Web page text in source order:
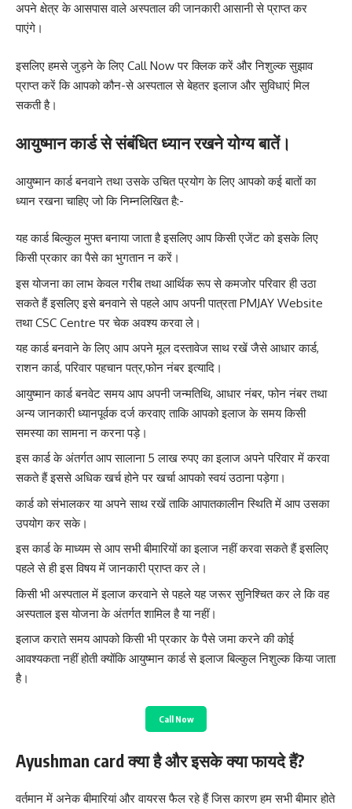
अपने क्षेत्र के आसपास वाले अस्पताल की जानकारी आसानी से प्राप्त कर
पाएंगे।
इसलिए हमसे जुड़ने के लिए Call Now पर क्लिक करें और निशुल्क सुझाव
प्राप्त करें कि आपको कौन-से अस्पताल से बेहतर इलाज और सुविधाएं मिल
सकती है।
आयुष्मान कार्ड से संबंधित ध्यान रखने योग्य बातें।
आयुष्मान कार्ड बनवाने तथा उसके उचित प्रयोग के लिए आपको कई बातों का
ध्यान रखना चाहिए जो कि निम्नलिखित है:-
यह कार्ड बिल्कुल मुफ्त बनाया जाता है इसलिए आप किसी एजेंट को इसके लिए
किसी प्रकार का पैसे का भुगतान न करें।
इस योजना का लाभ केवल गरीब तथा आर्थिक रूप से कमजोर परिवार ही उठा
सकते हैं इसलिए इसे बनवाने से पहले आप अपनी पात्रता PMJAY Website
तथा CSC Centre पर चेक अवश्य करवा ले।
यह कार्ड बनवाने के लिए आप अपने मूल दस्तावेज साथ रखें जैसे आधार कार्ड,
राशन कार्ड, परिवार पहचान पत्र,फोन नंबर इत्यादि।
आयुष्मान कार्ड बनवेट समय आप अपनी जन्मतिथि, आधार नंबर, फोन नंबर तथा
अन्य जानकारी ध्यानपूर्वक दर्ज करवाए ताकि आपको इलाज के समय किसी
समस्या का सामना न करना पड़े।
इस कार्ड के अंतर्गत आप सालाना 5 लाख रुपए का इलाज अपने परिवार में करवा
सकते हैं इससे अधिक खर्च होने पर खर्चा आपको स्वयं उठाना पड़ेगा।
कार्ड को संभालकर या अपने साथ रखें ताकि आपातकालीन स्थिति में आप उसका
उपयोग कर सके।
इस कार्ड के माध्यम से आप सभी बीमारियों का इलाज नहीं करवा सकते हैं इसलिए
पहले से ही इस विषय में जानकारी प्राप्त कर ले।
किसी भी अस्पताल में इलाज करवाने से पहले यह जरूर सुनिश्चित कर ले कि वह
अस्पताल इस योजना के अंतर्गत शामिल है या नहीं।
इलाज कराते समय आपको किसी भी प्रकार के पैसे जमा करने की कोई
आवश्यकता नहीं होती क्योंकि आयुष्मान कार्ड से इलाज बिल्कुल निशुल्क किया जाता
है।
Call Now
Ayushman card क्या है और इसके क्या फायदे हैं?
वर्तमान में अनेक बीमारियां और वायरस फैल रहे हैं जिस कारण हम सभी बीमार होते